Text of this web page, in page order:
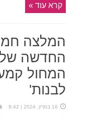
קרא עוד »
המלצה
החדשה
המחול
לבנות'
16 במרץ, 2024 | 9:42